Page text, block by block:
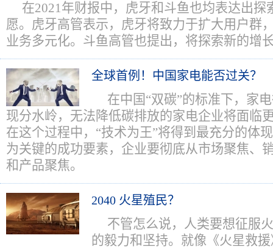
在2021年财报中，虎牙和斗鱼也均表达出探
愿。虎牙高管表示，虎牙将致力于扩大用户群
业务多元化。斗鱼高管也提出，将探索新的增
全球首例！中国家电能否过关？
在中国“双碳”的标准下，家
现分水岭，无法降低碳排放的家电企业将面临
在这个过程中，“技术为王”将得到最充分的体
为关键的成功要素，企业要彻底从市场聚焦、
和产品聚焦。
2040 火星殖民？
不管怎么说，人类要想征服
的毅力和坚持。就像《火星救